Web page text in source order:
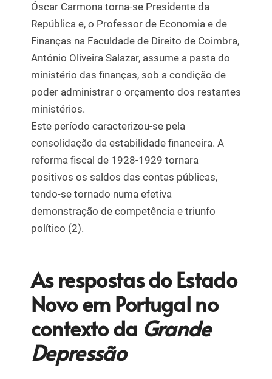
Óscar Carmona torna-se Presidente da
República e, o Professor de Economia e de
Finanças na Faculdade de Direito de Coimbra,
António Oliveira Salazar, assume a pasta do
ministério das finanças, sob a condição de
poder administrar o orçamento dos restantes
ministérios.
Este período caracterizou-se pela
consolidação da estabilidade financeira. A
reforma fiscal de 1928-1929 tornara
positivos os saldos das contas públicas,
tendo-se tornado numa efetiva
demonstração de competência e triunfo
político (2).
As respostas do Estado
Novo em Portugal no
contexto da Grande
Depressão